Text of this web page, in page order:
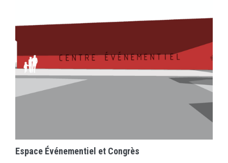
Espace Événementiel et Congrès